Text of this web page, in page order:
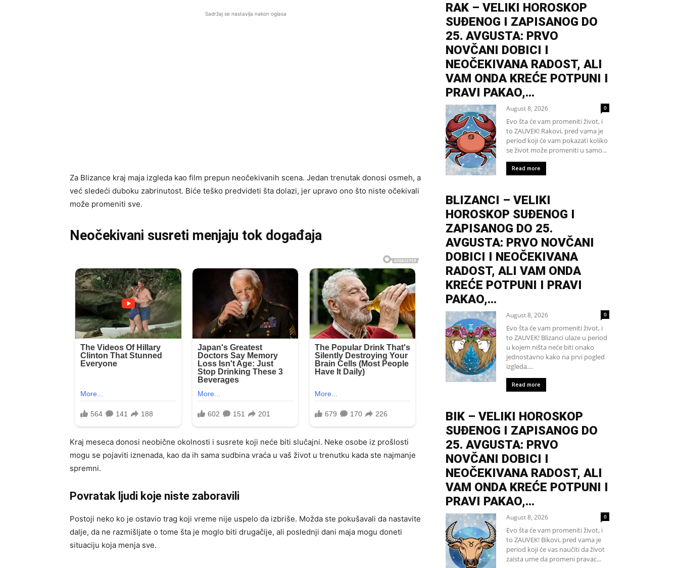
Sadržaj se nastavlja nakon oglasa
Za Blizance kraj maja izgleda kao film prepun neočekivanih scena. Jedan trenutak donosi osmeh, a
već sledeći duboku zabrinutost. Biće teško predvideti šta dolazi, jer upravo ono što niste očekivali
može promeniti sve.
Neočekivani susreti menjaju tok događaja
Kraj meseca donosi neobične okolnosti i susrete koji neće biti slučajni. Neke osobe iz prošlosti
mogu se pojaviti iznenada, kao da ih sama sudbina vraća u vaš život u trenutku kada ste najmanje
spremni.
Povratak ljudi koje niste zaboravili
Postoji neko ko je ostavio trag koji vreme nije uspelo da izbriše. Možda ste pokušavali da nastavite
dalje, da ne razmišljate o tome šta je moglo biti drugačije, ali poslednji dani maja mogu doneti
situaciju koja menja sve.
RAK – VELIKI HOROSKOP
SUĐENOG I ZAPISANOG DO
25. AVGUSTA: PRVO
NOVČANI DOBICI I
NEOČEKIVANA RADOST, ALI
VAM ONDA KREĆE POTPUNI I
PRAVI PAKAO,...
August 8, 2026 0
Evo šta će vam promeniti život, i
to ZAUVEK! Rakovi, pred vama je
period koji će vam pokazati koliko
se život može promeniti u samo...
Read more
BLIZANCI – VELIKI
HOROSKOP SUĐENOG I
ZAPISANOG DO 25.
AVGUSTA: PRVO NOVČANI
DOBICI I NEOČEKIVANA
RADOST, ALI VAM ONDA
KREĆE POTPUNI I PRAVI
PAKAO,...
August 8, 2026 0
Evo šta će vam promeniti život, i
to ZAUVEK! Blizanci ulaze u period
u kojem ništa neće biti onako
jednostavno kako na prvi pogled
izgleda....
Read more
BIK – VELIKI HOROSKOP
SUĐENOG I ZAPISANOG DO
25. AVGUSTA: PRVO
NOVČANI DOBICI I
NEOČEKIVANA RADOST, ALI
VAM ONDA KREĆE POTPUNI I
PRAVI PAKAO,...
August 8, 2026 0
Evo šta će vam promeniti život, i
to ZAUVEK! Bikovi, pred vama je
period koji će vas naučiti da život
zaista ume da promeni pravac...